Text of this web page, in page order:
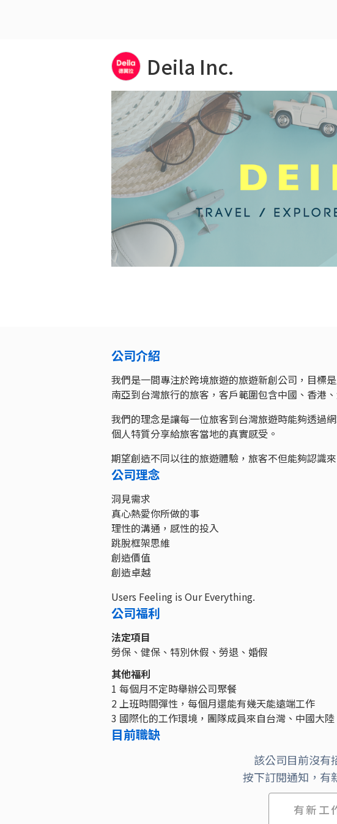
Deila Inc.
公司介紹
我們是一間專注於跨境旅遊的旅遊新創公司，目標
南亞到台灣旅行的旅客，客戶範圍包含中國、香港
我們的理念是讓每一位旅客到台灣旅遊時能夠透過
個人特質分享給旅客當地的真實感受。
期望創造不同以往的旅遊體驗，旅客不但能夠認識
公司理念
洞見需求
真心熱愛你所做的事
理性的溝通，感性的投入
跳脫框架思維
創造價值
創造卓越
Users Feeling is Our Everything.
公司福利
法定項目
勞保、健保、特別休假、勞退、婚假
其他福利
1 每個月不定時舉辦公司聚餐
2 上班時間彈性，每個月還能有幾天能遠端工作
3 國際化的工作環境，團隊成員來自台灣、中國大
目前職缺
該公司目前沒有
按下訂閱通知，有
有新工